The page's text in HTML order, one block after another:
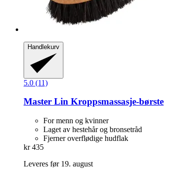
Handlekurv
5.0 (11)
Master Lin Kroppsmassasje-​børste
For menn og kvinner
Laget av hestehår og bronsetråd
Fjerner overflødige hudflak
kr 435
Leveres før 19. august